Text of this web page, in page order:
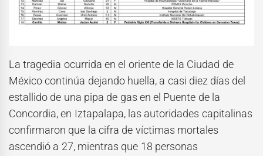
La tragedia ocurrida en el oriente de la Ciudad de
México continúa dejando huella, a casi diez días del
estallido de una pipa de gas en el Puente de la
Concordia, en Iztapalapa, las autoridades capitalinas
confirmaron que la cifra de víctimas mortales
ascendió a 27, mientras que 18 personas